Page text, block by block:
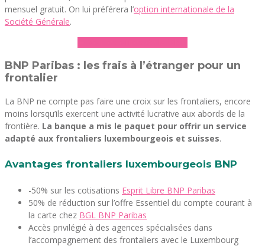
mensuel gratuit. On lui préférera l’option internationale de la
Société Générale.
BNP Paribas : les frais à l’étranger pour un
frontalier
La BNP ne compte pas faire une croix sur les frontaliers, encore
moins lorsqu’ils exercent une activité lucrative aux abords de la
frontière. La banque a mis le paquet pour offrir un service
adapté aux frontaliers luxembourgeois et suisses.
Avantages frontaliers luxembourgeois BNP
-50% sur les cotisations Esprit Libre BNP Paribas
50% de réduction sur l’offre Essentiel du compte courant à
la carte chez BGL BNP Paribas
Accès privilégié à des agences spécialisées dans
l’accompagnement des frontaliers avec le Luxembourg